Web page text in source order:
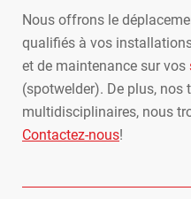
Nous offrons le
qualifiés à vos
et de maintenance sur vos
(spotwelder). De plus, nos
multidisciplinaires, nous
Contactez-nous!